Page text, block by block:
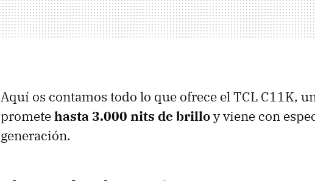
Aquí os contamos todo lo que ofrece el TCL C11K,
prometehasta 3.000 nits de brilloy viene con
generación.